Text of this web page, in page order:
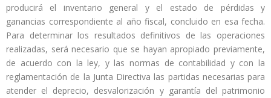
producirá el inventario general y el estado de pérdidas y
ganancias correspondiente al año fiscal, concluido en esa fecha.
Para determinar los resultados definitivos de las operaciones
realizadas, será necesario que se hayan apropiado previamente,
de acuerdo con la ley, y las normas de contabilidad y con la
reglamentación de la Junta Directiva las partidas necesarias para
atender el deprecio, desvalorización y garantía del patrimonio